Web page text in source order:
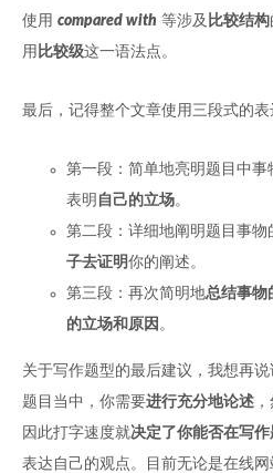
使用 compared with 等涉及 比较结构
用 比较级这一语法点。
最后，记得整个文章使用三段式的表
第一段：简单地亮明题目中事
表明 自己的立场。
第二段：详细地阐明题目事物
子去证明你的阐述。
第三段：再次简明地总结事物
的立场和原因 。
关于写作题型的最后建议，我想再说
题目当中，你需要进行充分地论述
因此打字速度就决定了你能否在写
表达自己的观点。目前无论是在线